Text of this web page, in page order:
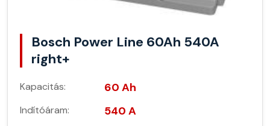
Bosch Power Line 60Ah 540A
right+
Kapacitás: 60 Ah
Indítóáram: 540 A